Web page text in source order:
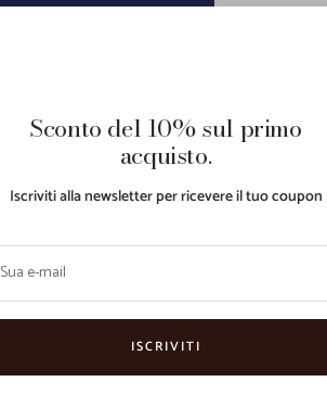
Sconto del 10% sul primo
acquisto.
Iscriviti alla newsletter per ricevere il tuo coupon
Sua e-mail
ISCRIVITI